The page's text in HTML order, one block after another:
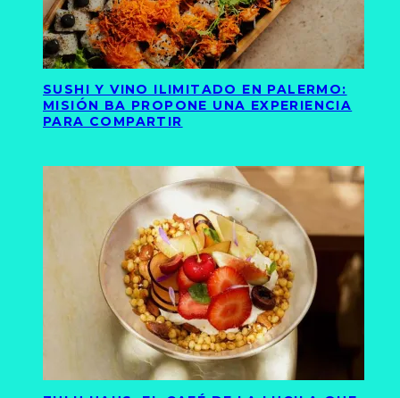
SUSHI Y VINO ILIMITADO EN PALERMO:
MISIÓN BA PROPONE UNA EXPERIENCIA
PARA COMPARTIR